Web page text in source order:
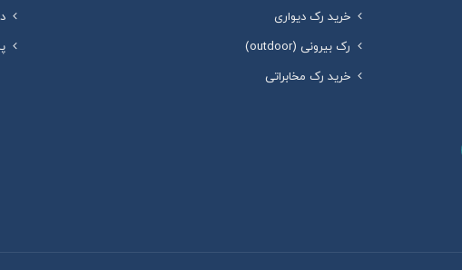
خرید رک دیواری
رک بیرونی (outdoor)
خرید رک مخابراتی